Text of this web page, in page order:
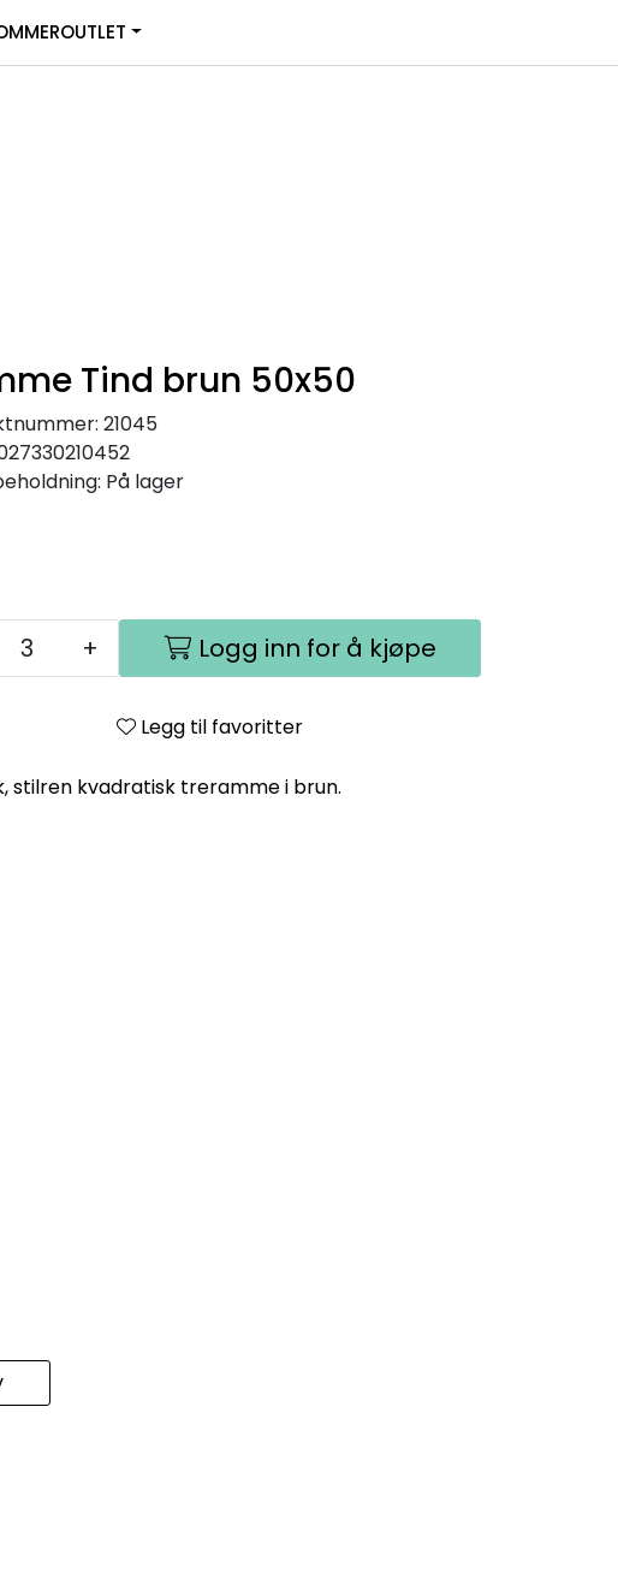
Tind brun 50x50
21045
På lager
+ Logg inn for å kjøpe
Legg til favoritter
stilren kvadratisk treramme i brun.